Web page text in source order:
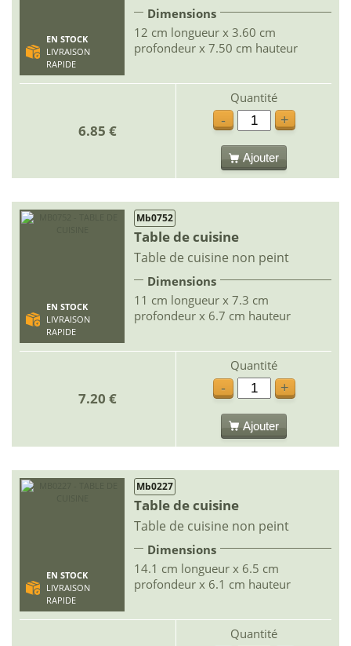
EN STOCK
LIVRAISON
RAPIDE
Dimensions
12 cm longueur x 3.60 cm
profondeur x 7.50 cm hauteur
6.85 €
Quantité
-
+
Ajouter
EN STOCK
LIVRAISON
RAPIDE
Mb0752
Table de cuisine
Table de cuisine non peint
Dimensions
11 cm longueur x 7.3 cm
profondeur x 6.7 cm hauteur
7.20 €
Quantité
-
+
Ajouter
EN STOCK
LIVRAISON
RAPIDE
Mb0227
Table de cuisine
Table de cuisine non peint
Dimensions
14.1 cm longueur x 6.5 cm
profondeur x 6.1 cm hauteur
Quantité